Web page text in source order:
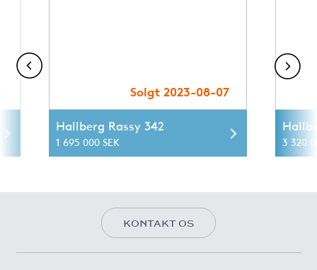
Solgt 2023-08-07
Hallberg Rassy 342
1 695 000 SEK 3 320
KONTAKT OS